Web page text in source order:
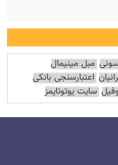
مبل مینیمال
اعتبارسنجی بانکی
سایت یوتوتایمز